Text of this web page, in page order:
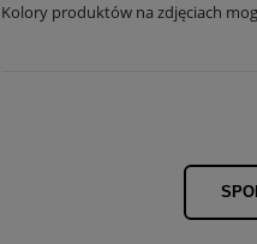
Kolory produktów na zdjęciach